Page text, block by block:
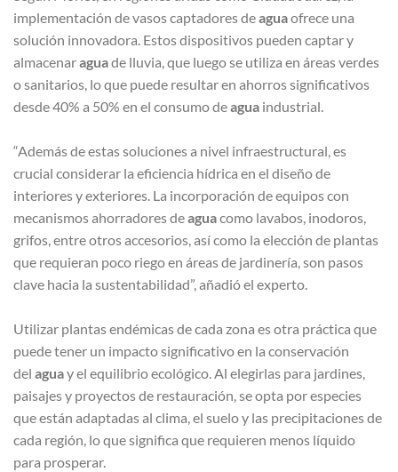
implementación de vasos captadores deaguaofrece una
solución innovadora. Estos dispositivos pueden captar y
almacenaraguade lluvia, que luego se utiliza en áreas verdes
o sanitarios, lo que puede resultar en ahorros significativos
desde 40% a 50% en el consumo deagua industrial.
“Además de estas soluciones a nivel infraestructural, es
crucial considerar la eficiencia hídrica en el diseño de
interiores y exteriores. La incorporación de equipos con
mecanismos ahorradores deaguacomo lavabos, inodoros,
grifos, entre otros accesorios, así como la elección de plantas
que requieran poco riego en áreas de jardinería, son pasos
clave hacia la sustentabilidad”, añadió el experto.
Utilizar plantas endémicas de cada zona es otra práctica que
puede tener un impacto significativo en la conservación
del aguay el equilibrio ecológico. Al elegirlas para jardines,
paisajes y proyectos de restauración, se opta por especies
que están adaptadas al clima, el suelo y las precipitaciones de
cada región, lo que significa que requieren menos líquido
para prosperar.